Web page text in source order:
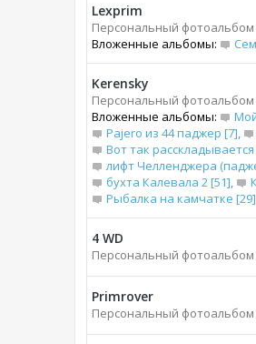
Lexprim
Персональный фотоальбом
Вложенные альбомы:
Kerensky
Персональный
Вложенные альбомы:
Pajero из 44 паджер [7],
Вот так
лифт Челленджера
бухта Калевала 2 [51],
Рыбалка на камчатке [29]
4 WD
Персональный фотоальбом
Primrover
Персональный